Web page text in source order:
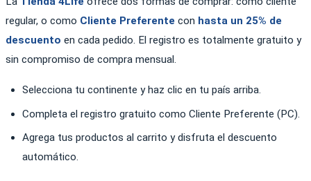
regular, o como Cliente Preferente con hasta un 25% de
descuento en cada pedido. El registro es totalmente gratuito y
sin compromiso de compra mensual.
Selecciona tu continente y haz clic en tu país arriba.
Completa el registro gratuito como Cliente Preferente (PC).
Agrega tus productos al carrito y disfruta el descuento
automático.